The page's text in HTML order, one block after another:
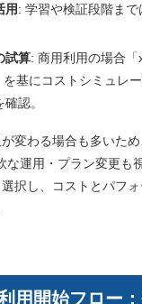
用: 学習や検証段階ま
試算: 商用利用の場合
基にコストシミュレ
認。
変わる場合も多いた
な運用・プラン変更も
択し、コストとパフ
用開始フロー